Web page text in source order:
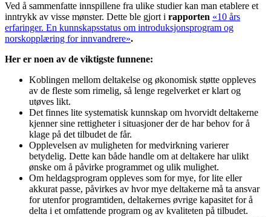
Ved å sammenfatte innspillene fra ulike studier kan man etablere et
inntrykk av visse mønster. Dette ble gjort i rapporten «10 års
erfaringer. En kunnskapsstatus om introduksjonsprogram og
norskopplæring for innvandrere».
Her er noen av de viktigste funnene:
Koblingen mellom deltakelse og økonomisk støtte oppleves
av de fleste som rimelig, så lenge regelverket er klart og
utøves likt.
Det finnes lite systematisk kunnskap om hvorvidt deltakerne
kjenner sine rettigheter i situasjoner der de har behov for å
klage på det tilbudet de får.
Opplevelsen av muligheten for medvirkning varierer
betydelig. Dette kan både handle om at deltakere har ulikt
ønske om å påvirke programmet og ulik mulighet.
Om heldagsprogram oppleves som for mye, for lite eller
akkurat passe, påvirkes av hvor mye deltakerne må ta ansvar
for utenfor programtiden, deltakernes øvrige kapasitet for å
delta i et omfattende program og av kvaliteten på tilbudet.